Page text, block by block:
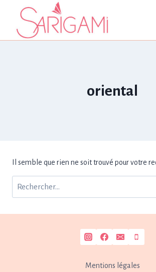
contenu
oriental
Il semble que rien ne soit trouvé pour votre
Mentions légales